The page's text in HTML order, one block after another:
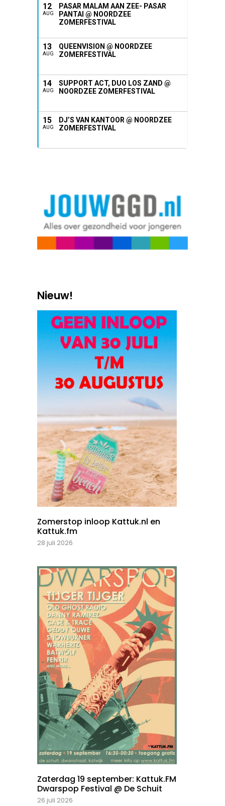
12
AUG
PASAR MALAM AAN ZEE- PASAR
PANTAI @ NOORDZEE
ZOMERFESTIVAL
13
AUG
QUEENVISION @ NOORDZEE
ZOMERFESTIVAL
14
AUG
SUPPORT ACT, DUO LOS ZAND @
NOORDZEE ZOMERFESTIVAL
15
AUG
DJ’S VAN KANTOOR @ NOORDZEE
ZOMERFESTIVAL
Nieuw!
Zomerstop inloop Kattuk.nl en
Kattuk.fm
28 juli 2026
Zaterdag 19 september: Kattuk.FM
Dwarspop Festival @ De Schuit
26 juli 2026